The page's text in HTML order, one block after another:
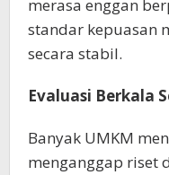
merasa enggan
standar kepuasan
secara stabil.
Evaluasi Berkala
Banyak UMKM
menganggap riset